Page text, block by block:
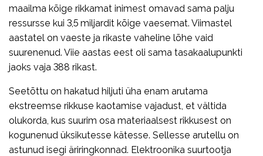
maailma kõige rikkamat inimest omavad sama palju
ressursse kui 3,5 miljardit kõige vaesemat. Viimastel
aastatel on vaeste ja rikaste vaheline lõhe vaid
suurenenud. Viie aastas eest oli sama tasakaalupunkti
jaoks vaja 388 rikast.
Seetõttu on hakatud hiljuti üha enam arutama
ekstreemse rikkuse kaotamise vajadust, et vältida
olukorda, kus suurim osa materiaalsest rikkusest on
kogunenud üksikutesse kätesse. Sellesse arutellu on
astunud isegi äriringkonnad. Elektroonika suurtootja